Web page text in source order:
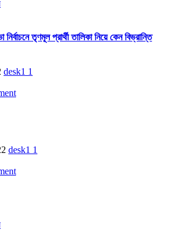
তৃণমূল প্রার্থী তালিকা নিয়ে কেন বিভ্রান্তি
desk1 1
desk1 1